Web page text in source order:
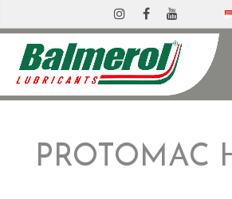
PROTOMAC